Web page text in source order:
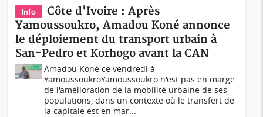
Info
Côte d'Ivoire : Après
Yamoussoukro, Amadou Koné annonce
le déploiement du transport urbain à
San-Pedro et Korhogo avant la CAN
Amadou Koné ce vendredi à
Yamoussoukro Yamoussoukro n'est pas en marge
de l'amélioration de la mobilité urbaine de ses
populations, dans un contexte où le transfert de
la capitale est en mar...